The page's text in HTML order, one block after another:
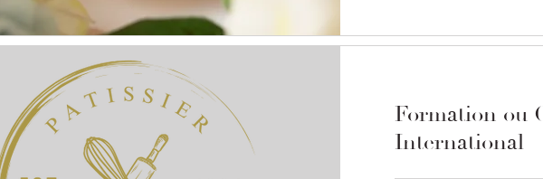
Formation ou
International